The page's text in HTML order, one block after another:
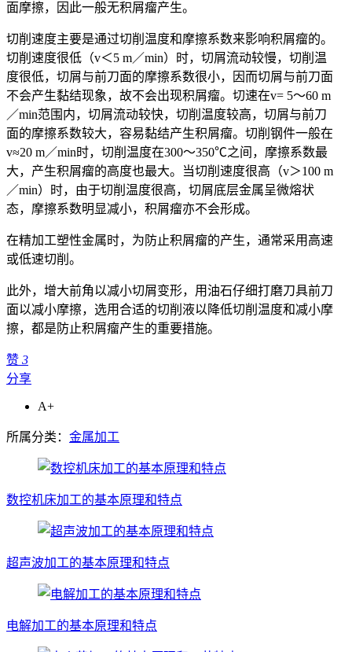
面摩擦，因此一般无积屑瘤产生。
切削速度主要是通过切削温度和摩擦系数来影响积屑瘤的。
切削速度很低（v＜5 m／min）时，切屑流动较慢，切削温
度很低，切屑与前刀面的摩擦系数很小，因而切屑与前刀面
不会产生黏结现象，故不会出现积屑瘤。切速在v= 5～60 m
／min范围内，切屑流动较快，切削温度较高，切屑与前刀
面的摩擦系数较大，容易黏结产生积屑瘤。切削钢件一般在
v≈20 m／min时，切削温度在300～350℃之间，摩擦系数最
大，产生积屑瘤的高度也最大。当切削速度很高（v＞100 m
／min）时，由于切削温度很高，切屑底层金属呈微熔状
态，摩擦系数明显减小，积屑瘤亦不会形成。
在精加工塑性金属时，为防止积屑瘤的产生，通常采用高速
或低速切削。
此外，增大前角以减小切屑变形，用油石仔细打磨刀具前刀
面以减小摩擦，选用合适的切削液以降低切削温度和减小摩
擦，都是防止积屑瘤产生的重要措施。
赞 3
分享
A+
所属分类： 金属加工
数控机床加工的基本原理和特点
超声波加工的基本原理和特点
电解加工的基本原理和特点